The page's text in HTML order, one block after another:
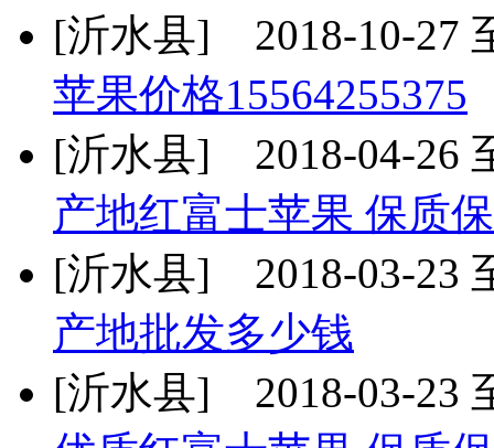
[沂水县] 2018-10-27
苹果价格15564255375
[沂水县] 2018-04-26
产地红富士苹果 保质
[沂水县] 2018-03-23
产地批发多少钱
[沂水县] 2018-03-23